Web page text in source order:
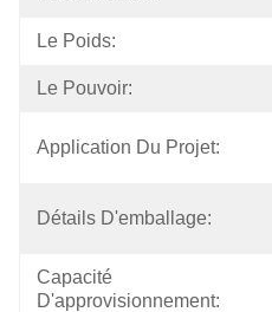
Le Poids:
Le Pouvoir:
Application Du Projet:
Détails D'emballage:
Capacité
D'approvisionnement: